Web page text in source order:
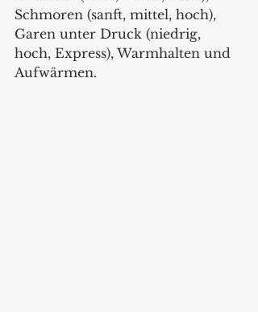
Schmoren (sanft, mittel, hoch),
Garen unter Druck (niedrig,
hoch, Express), Warmhalten und
Aufwärmen.